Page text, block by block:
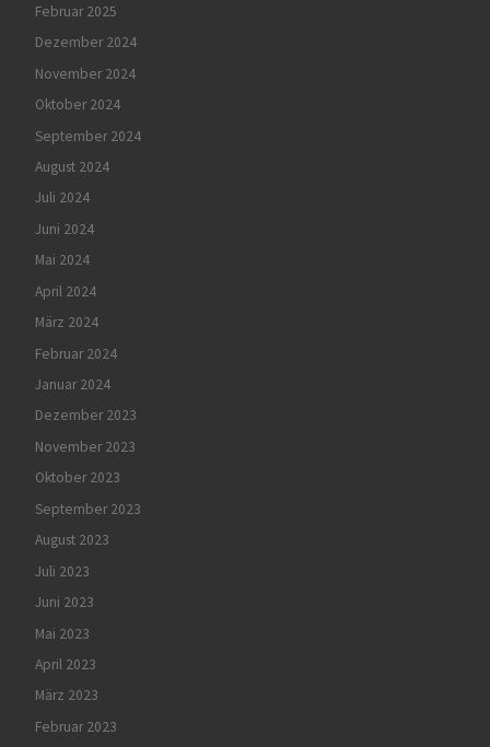
Februar 2025
Dezember 2024
November 2024
Oktober 2024
September 2024
August 2024
Juli 2024
Juni 2024
Mai 2024
April 2024
März 2024
Februar 2024
Januar 2024
Dezember 2023
November 2023
Oktober 2023
September 2023
August 2023
Juli 2023
Juni 2023
Mai 2023
April 2023
März 2023
Februar 2023